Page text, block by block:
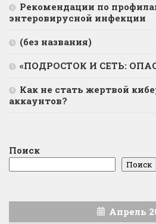
Рекомендации по
энтеровирусной инфекции
(без названия)
«ПОДРОСТОК И СЕТЬ:
Как не стать жертвой
аккаунтов?
Поиск
Поиск
Апрель